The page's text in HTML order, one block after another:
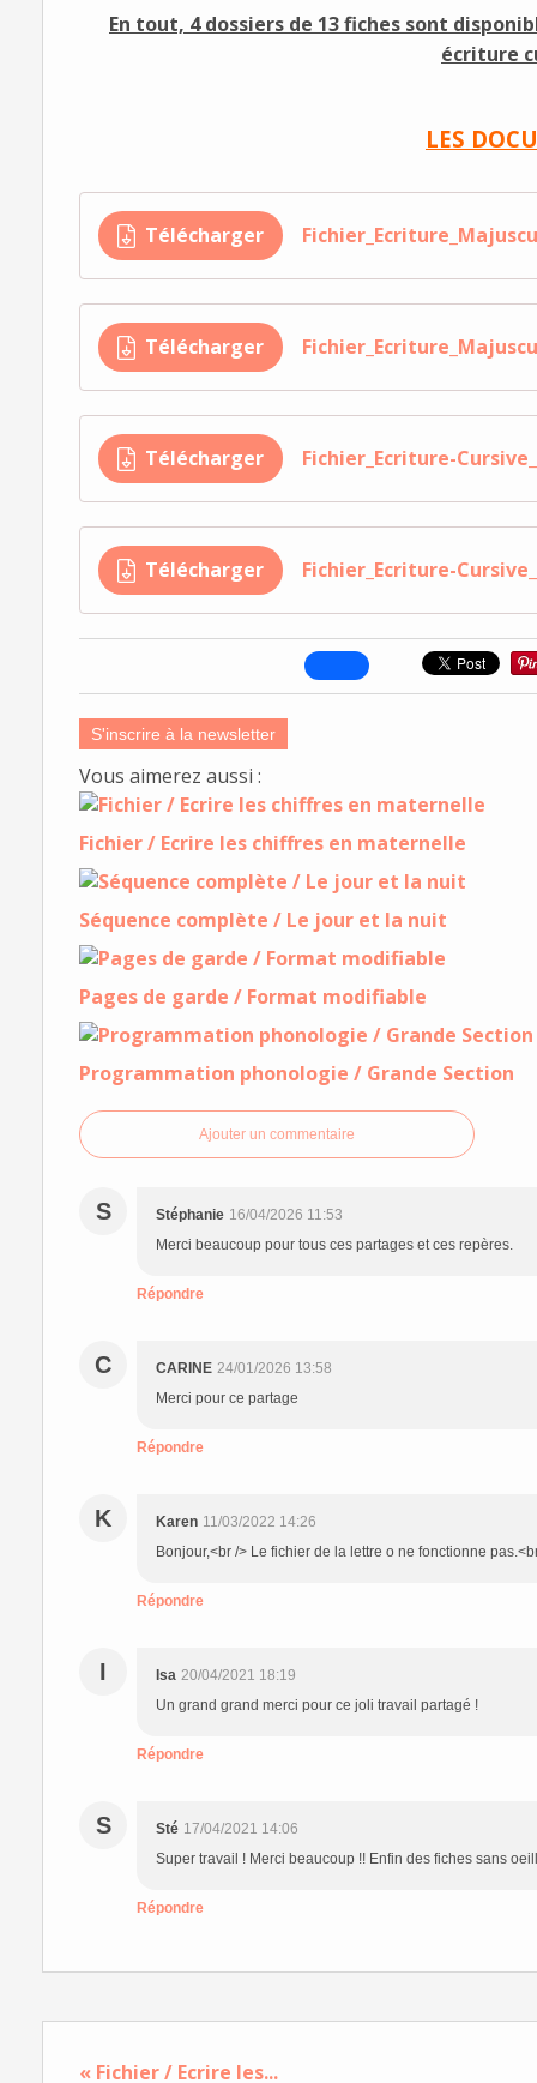
En tout, 4 dossiers de 13 fiches sont
écriture
LES
Télécharger
Télécharger
Télécharger Fichier_Ecriture-
Télécharger Fichier_Ecriture-
S'inscrire à la newsletter
Vous aimerez aussi :
Fichier / Ecrire les chiffres en maternelle
Séquence complète / Le jour et la nuit
Pages de garde / Format modifiable
Programmation phonologie / Grande Section
Ajouter un commentaire
S Stéphanie 16/04/2026 11:53
Merci beaucoup pour tous ces partages et ces repères.
Répondre
C CARINE 24/01/2026 13:58
Merci pour ce partage
Répondre
K Karen 11/03/2022 14:26
Bonjour,<br /> Le fichier de la lettre o ne fonctionne
Répondre
I Isa 20/04/2021 18:19
Un grand grand merci pour ce joli travail partagé !
Répondre
S Sté 17/04/2021 14:06
Super travail ! Merci beaucoup !! Enfin des fiches sans
Répondre
« Fichier / Ecrire les...